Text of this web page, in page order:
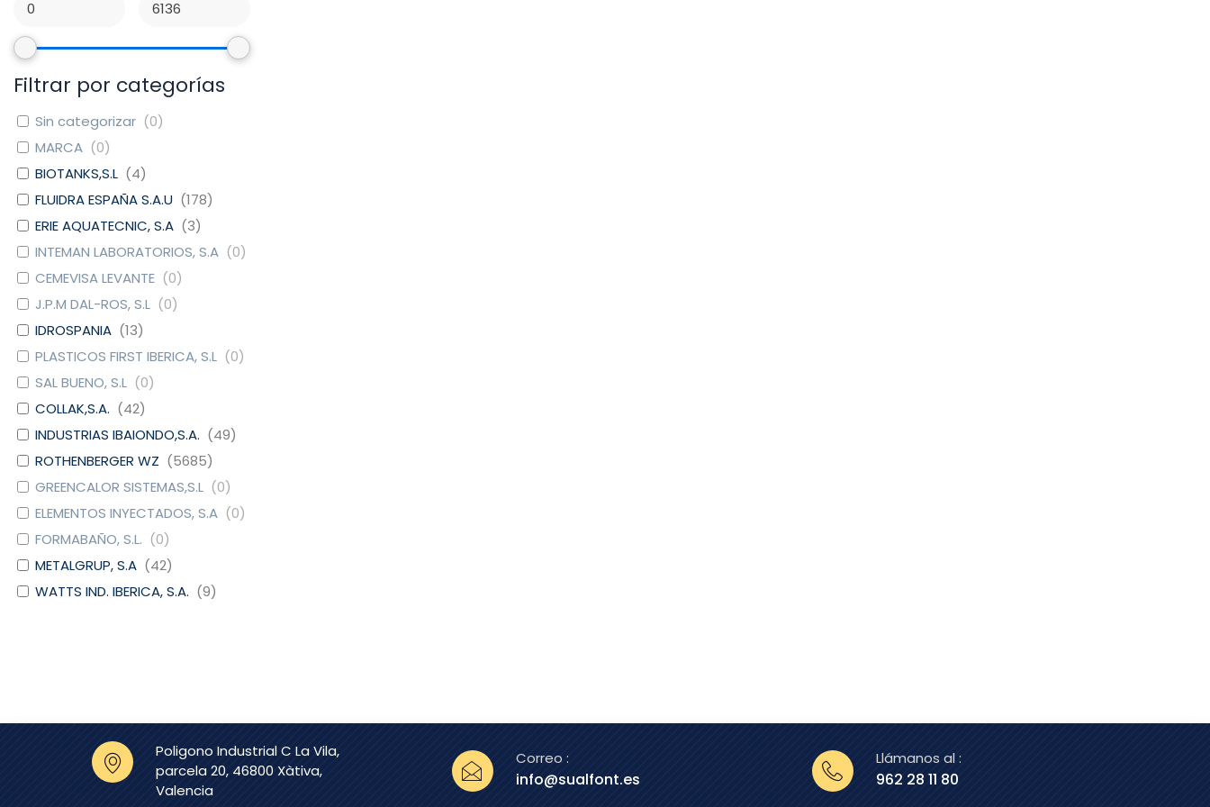
Filtrar por categorías
Sin categorizar (0)
MARCA (0)
BIOTANKS,S.L (4)
FLUIDRA ESPAÑA S.A.U (178)
ERIE AQUATECNIC, S.A (3)
INTEMAN LABORATORIOS, S.A (0)
CEMEVISA LEVANTE (0)
J.P.M DAL-ROS, S.L (0)
IDROSPANIA (13)
PLASTICOS FIRST IBERICA, S.L (0)
SAL BUENO, S.L (0)
COLLAK,S.A. (42)
INDUSTRIAS IBAIONDO,S.A. (49)
ROTHENBERGER WZ (5685)
GREENCALOR SISTEMAS,S.L (0)
ELEMENTOS INYECTADOS, S.A (0)
FORMABAÑO, S.L. (0)
METALGRUP, S.A (42)
WATTS IND. IBERICA, S.A. (9)
SIMEX S.L.
(0)
CLINIMAX EQUIPAMIENTOS,
S.L
( 0)
Poligono Industrial C La Vila,
parcela 20, 46800 Xàtiva,
Valencia
Correo :
info@sualfont.es
Llámanos al :
962 28 11 80